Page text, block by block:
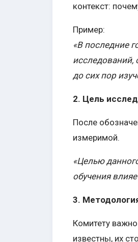
контекст:
Пример:
«В последние
исследований,
до сих пор
2. Цель
После
измеримой.
«Целью
обучения
3.
Комитету
известны, их